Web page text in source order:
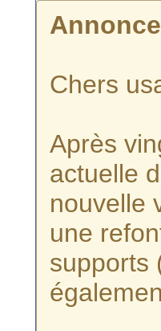
Annonce
Chers
Après
actuelle
nouvelle
une
supports